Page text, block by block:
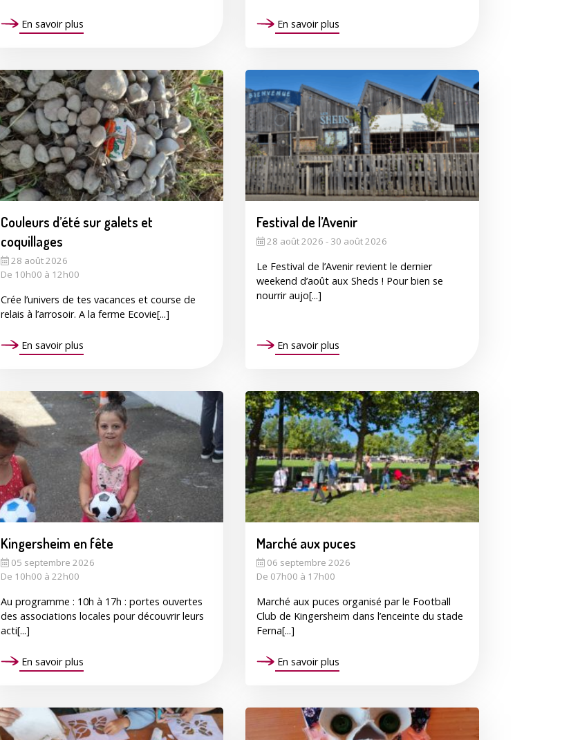
En savoir plus En savoir plus
Couleurs d’été sur galets et
coquillages
28 août 2026
De 10h00 à 12h00
Crée l’univers de tes vacances et course de
relais à l’arrosoir. A la ferme Ecovie[...]
En savoir plus
Festival de l’Avenir
28 août 2026 - 30 août 2026
Le Festival de l’Avenir revient le dernier
weekend d’août aux Sheds ! Pour bien se
nourrir aujo[...]
En savoir plus
Kingersheim en fête
05 septembre 2026
De 10h00 à 22h00
Au programme : 10h à 17h : portes ouvertes
des associations locales pour découvrir leurs
acti[...]
En savoir plus
Marché aux puces
06 septembre 2026
De 07h00 à 17h00
Marché aux puces organisé par le Football
Club de Kingersheim dans l’enceinte du stade
Ferna[...]
En savoir plus